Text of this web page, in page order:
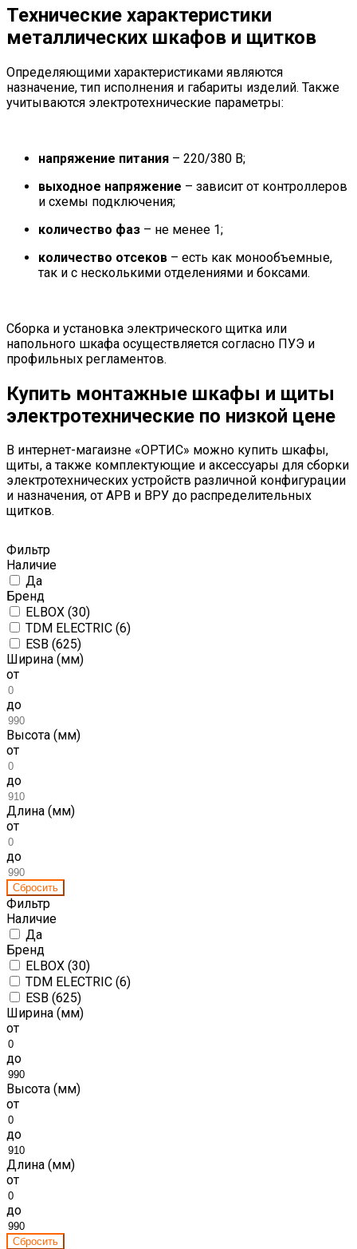
Технические характеристики
металлических шкафов и щитков
Определяющими характеристиками являются
назначение, тип исполнения и габариты изделий. Также
учитываются электротехнические параметры:
напряжение питания – 220/380 В;
выходное напряжение – зависит от контроллеров
и схемы подключения;
количество фаз – не менее 1;
количество отсеков – есть как монообъемные,
так и с несколькими отделениями и боксами.
Сборка и установка электрического щитка или
напольного шкафа осуществляется согласно ПУЭ и
профильных регламентов.
Купить монтажные шкафы и щиты
электротехнические по низкой цене
В интернет-магаизне «ОРТИС» можно купить шкафы,
щиты, а также комплектующие и аксессуары для сборки
электротехнических устройств различной конфигурации
и назначения, от АРВ и ВРУ до распределительных
щитков.
Фильтр
Наличие
Да
Бренд
ELBOX (30)
TDM ELECTRIC (6)
ESB (625)
Ширина (мм)
от
до
Высота (мм)
от
до
Длина (мм)
от
до
Фильтр
Наличие
Да
Бренд
ELBOX (30)
TDM ELECTRIC (6)
ESB (625)
Ширина (мм)
от
до
Высота (мм)
от
до
Длина (мм)
от
до